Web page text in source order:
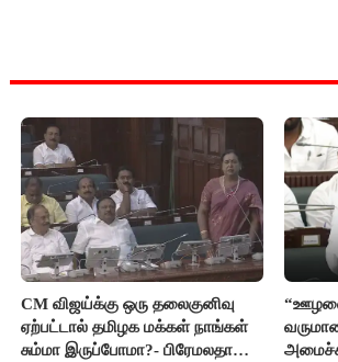
CM விஜய்க்கு ஒரு தலைகுனிவு
ஏற்பட்டால் தமிழக மக்கள் நாங்கள்
சும்மா இருப்போமா?- பிரேமலதா